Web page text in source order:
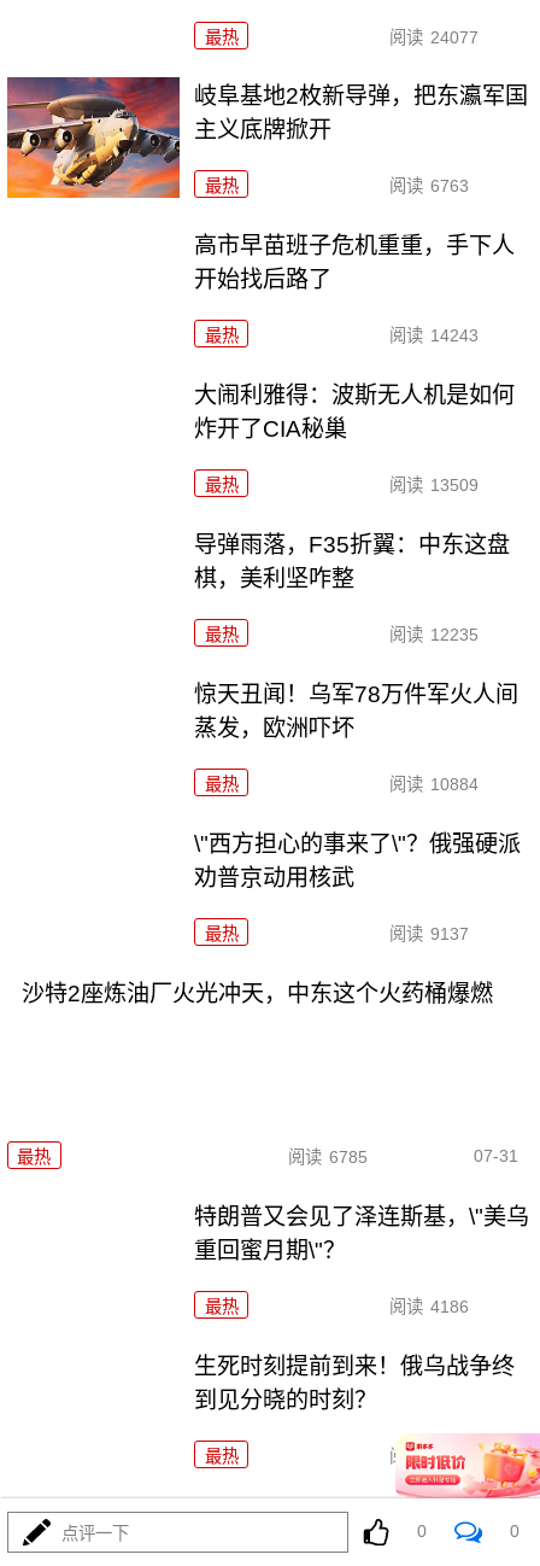
最热 阅读 24077
岐阜基地2枚新导弹，把东瀛军国
主义底牌掀开
最热 阅读 6763
高市早苗班子危机重重，手下人
开始找后路了
最热 阅读 14243
大闹利雅得：波斯无人机是如何
炸开了CIA秘巢
最热 阅读 13509
导弹雨落，F35折翼：中东这盘
棋，美利坚咋整
最热 阅读 12235
惊天丑闻！乌军78万件军火人间
蒸发，欧洲吓坏
最热 阅读 10884
\"西方担心的事来了\"？俄强硬派
劝普京动用核武
最热 阅读 9137
沙特2座炼油厂火光冲天，中东这个火药桶爆燃
最热 阅读 6785 07-31
特朗普又会见了泽连斯基，\"美乌
重回蜜月期\"？
最热 阅读 4186
生死时刻提前到来！俄乌战争终
到见分晓的时刻？
最热 阅读 21739
巴铁横扫海湾：沙科之后谁会是
下一个？美国懵了
点评一下 0 0